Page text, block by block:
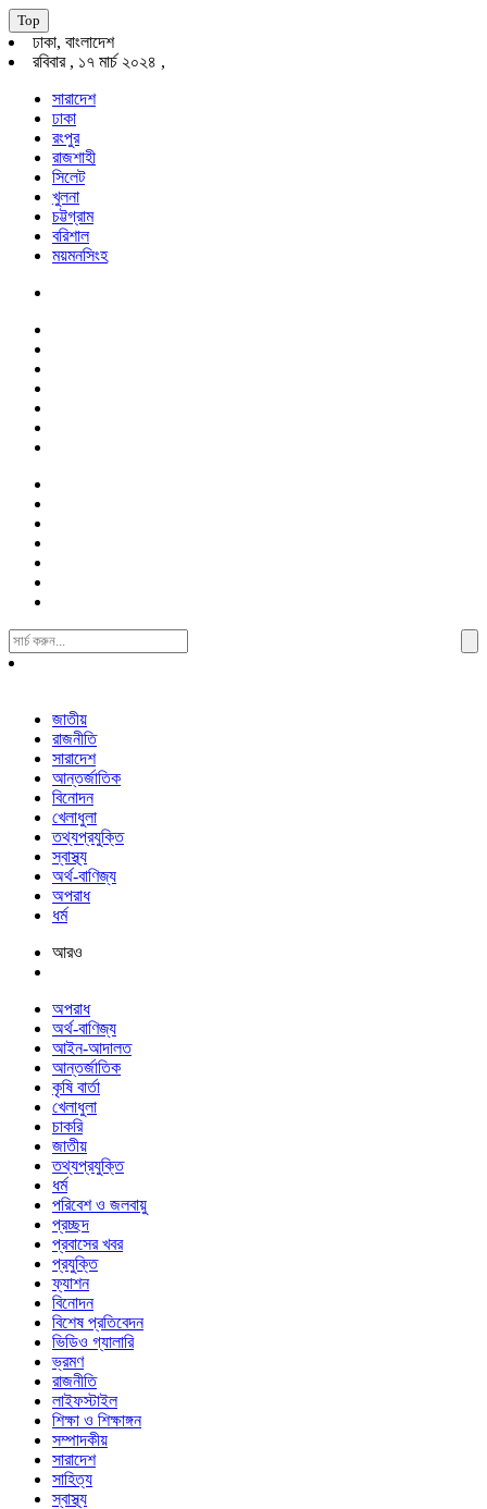
Top
ঢাকা, বাংলাদেশ
রবিবার , ১৭ মার্চ ২০২৪ ,
সারাদেশ
ঢাকা
রংপুর
রাজশাহী
সিলেট
খুলনা
চট্টগ্রাম
বরিশাল
ময়মনসিংহ
Search
For:
জাতীয়
রাজনীতি
সারাদেশ
আন্তর্জাতিক
বিনোদন
খেলাধুলা
তথ্যপ্রযুক্তি
স্বাস্থ্য
অর্থ-বাণিজ্য
অপরাধ
ধর্ম
আরও
অপরাধ
অর্থ-বাণিজ্য
আইন-আদালত
আন্তর্জাতিক
কৃষি বার্তা
খেলাধুলা
চাকরি
জাতীয়
তথ্যপ্রযুক্তি
ধর্ম
পরিবেশ ও জলবায়ু
প্রচ্ছদ
প্রবাসের খবর
প্রযুক্তি
ফ্যাশন
বিনোদন
বিশেষ প্রতিবেদন
ভিডিও গ্যালারি
ভ্রমণ
রাজনীতি
লাইফস্টাইল
শিক্ষা ও শিক্ষাঙ্গন
সম্পাদকীয়
সারাদেশ
সাহিত্য
স্বাস্থ্য